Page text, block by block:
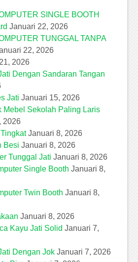
SINGLE BOOTH
Januari 22, 2026
TUNGGAL TANPA
22, 2026
2026
Dengan Sandaran Tangan
Jati Januari 15, 2026
Mebel Sekolah Paling Laris
2026
Januari 8, 2026
Besi Januari 8, 2026
Tunggal Jati Januari 8, 2026
Single Booth Januari 8,
Twin Booth Januari 8,
Januari 8, 2026
Kayu Jati Solid Januari 7,
Dengan Jok Januari 7, 2026